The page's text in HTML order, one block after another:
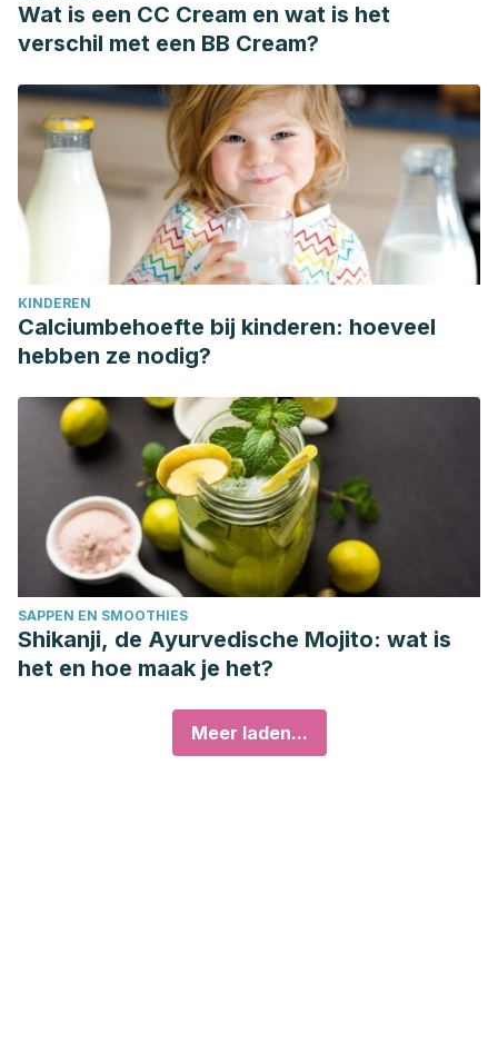
Wat is een CC Cream en wat is het
verschil met een BB Cream?
KINDEREN
Calciumbehoefte bij kinderen: hoeveel
hebben ze nodig?
SAPPEN EN SMOOTHIES
Shikanji, de Ayurvedische Mojito: wat is
het en hoe maak je het?
Meer laden...